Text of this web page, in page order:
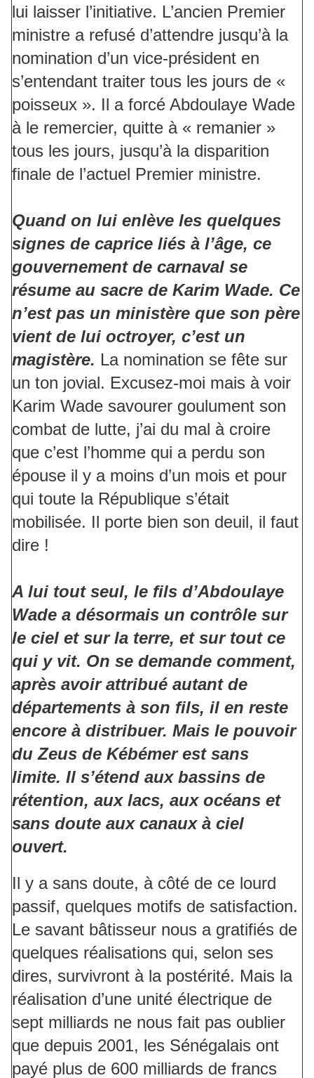
lui laisser l’initiative. L’ancien Premier
ministre a refusé d’attendre jusqu’à la
nomination d’un vice-président en
s’entendant traiter tous les jours de «
poisseux ». Il a forcé Abdoulaye Wade
à le remercier, quitte à « remanier »
tous les jours, jusqu’à la disparition
finale de l’actuel Premier ministre.
Quand on lui enlève les quelques
signes de caprice liés à l’âge, ce
gouvernement de carnaval se
résume au sacre de Karim Wade. Ce
n’est pas un ministère que son père
vient de lui octroyer, c’est un
magistère. La nomination se fête sur
un ton jovial. Excusez-moi mais à voir
Karim Wade savourer goulument son
combat de lutte, j’ai du mal à croire
que c’est l’homme qui a perdu son
épouse il y a moins d’un mois et pour
qui toute la République s’était
mobilisée. Il porte bien son deuil, il faut
dire !
A lui tout seul, le fils d’Abdoulaye
Wade a désormais un contrôle sur
le ciel et sur la terre, et sur tout ce
qui y vit. On se demande comment,
après avoir attribué autant de
départements à son fils, il en reste
encore à distribuer. Mais le pouvoir
du Zeus de Kébémer est sans
limite. Il s’étend aux bassins de
rétention, aux lacs, aux océans et
sans doute aux canaux à ciel
ouvert.
Il y a sans doute, à côté de ce lourd
passif, quelques motifs de satisfaction.
Le savant bâtisseur nous a gratifiés de
quelques réalisations qui, selon ses
dires, survivront à la postérité. Mais la
réalisation d’une unité électrique de
sept milliards ne nous fait pas oublier
que depuis 2001, les Sénégalais ont
payé plus de 600 milliards de francs